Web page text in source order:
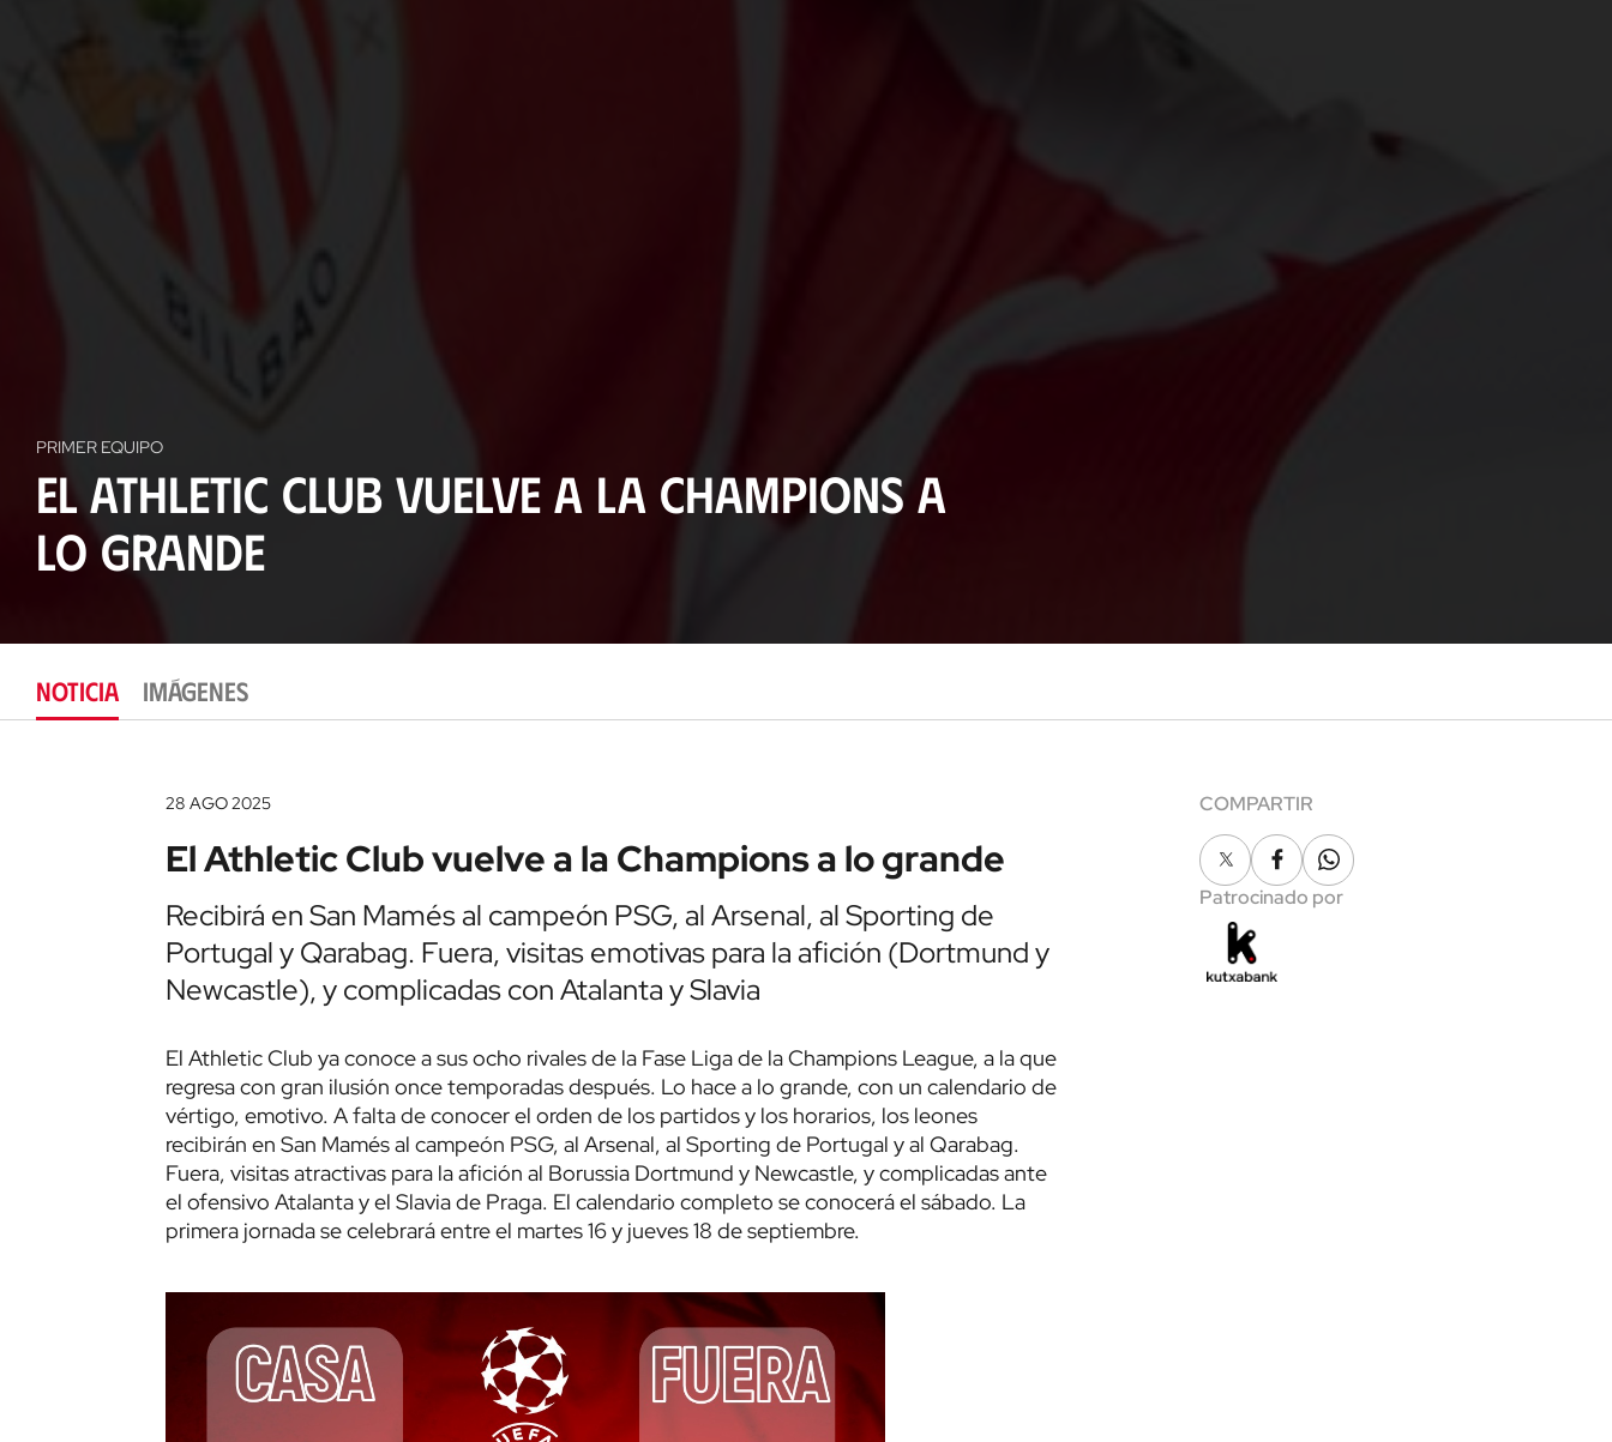
PRIMER EQUIPO
El Athletic Club vuelve a la Champions a
lo grande
NOTICIA IMÁGENES
28 AGO 2025
El Athletic Club vuelve a la Champions a lo grande
Recibirá en San Mamés al campeón PSG, al Arsenal, al Sporting de
Portugal y Qarabag. Fuera, visitas emotivas para la afición (Dortmund y
Newcastle), y complicadas con Atalanta y Slavia
El Athletic Club ya conoce a sus ocho rivales de la Fase Liga de la Champions League, a la que
regresa con gran ilusión once temporadas después. Lo hace a lo grande, con un calendario de
vértigo, emotivo. A falta de conocer el orden de los partidos y los horarios, los leones
recibirán en San Mamés al campeón PSG, al Arsenal, al Sporting de Portugal y al Qarabag.
Fuera, visitas atractivas para la afición al Borussia Dortmund y Newcastle, y complicadas ante
el ofensivo Atalanta y el Slavia de Praga. El calendario completo se conocerá el sábado. La
primera jornada se celebrará entre el martes 16 y jueves 18 de septiembre.
COMPARTIR
X FacebookWhatsapp
Patrocinado por